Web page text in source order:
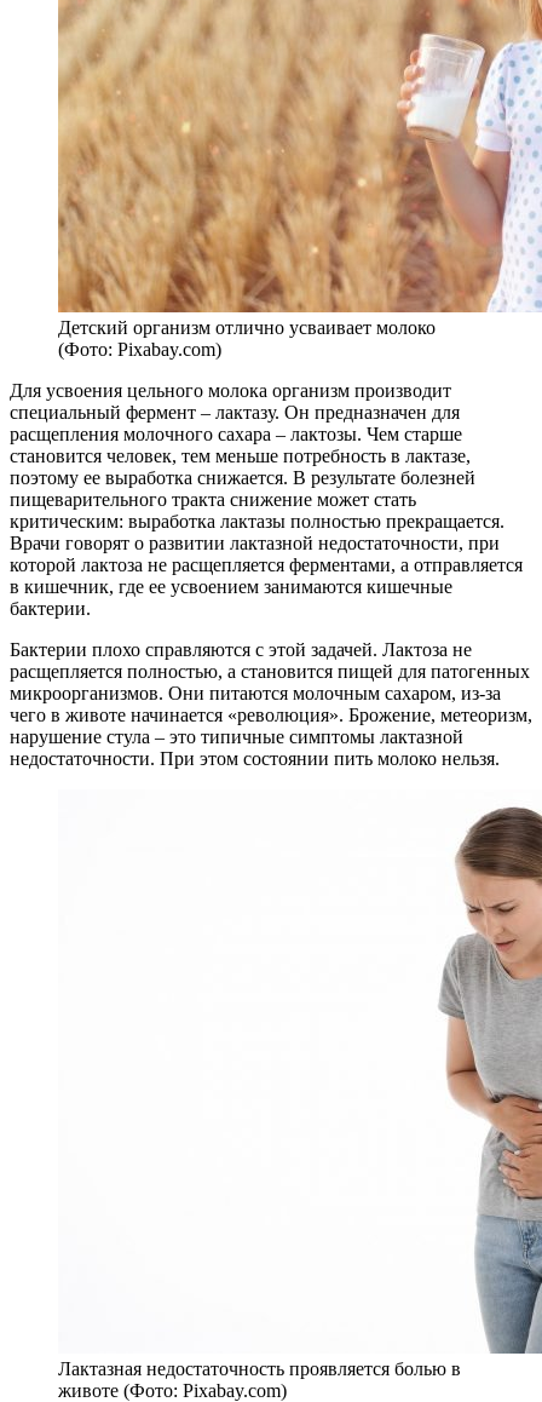
Детский организм отлично усваивает молоко
(Фото: Pixabay.com)
Для усвоения цельного молока организм производит
специальный фермент – лактазу. Он предназначен для
расщепления молочного сахара – лактозы. Чем старше
становится человек, тем меньше потребность в лактазе,
поэтому ее выработка снижается. В результате болезней
пищеварительного тракта снижение может стать
критическим: выработка лактазы полностью прекращается.
Врачи говорят о развитии лактазной недостаточности, при
которой лактоза не расщепляется ферментами, а отправляется
в кишечник, где ее усвоением занимаются кишечные
бактерии.
Бактерии плохо справляются с этой задачей. Лактоза не
расщепляется полностью, а становится пищей для патогенных
микроорганизмов. Они питаются молочным сахаром, из-за
чего в животе начинается «революция». Брожение, метеоризм,
нарушение стула – это типичные симптомы лактазной
недостаточности. При этом состоянии пить молоко нельзя.
Лактазная недостаточность проявляется болью в
животе (Фото: Pixabay.com)